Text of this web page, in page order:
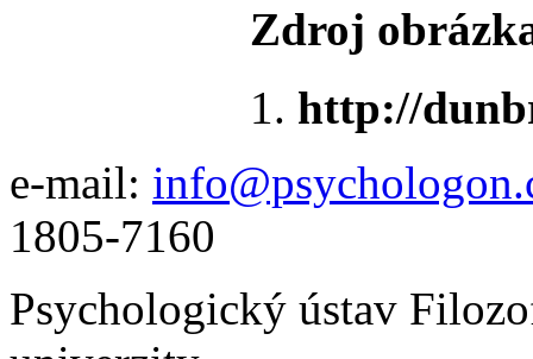
Zdroj
http://
e-mail:
1805-7160
Psychologický ústav